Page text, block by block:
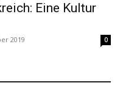
Eine Kultur
2019 0